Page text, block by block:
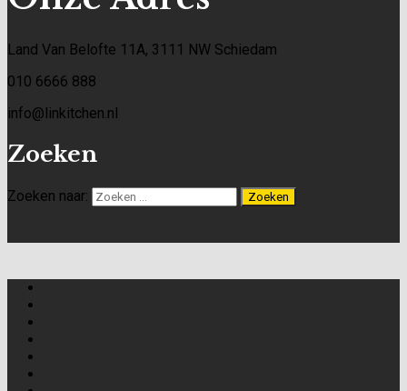
Land Van Belofte 11A, 3111 NW Schiedam
010 6666 888
info@linkitchen.nl
Zoeken
Zoeken naar: